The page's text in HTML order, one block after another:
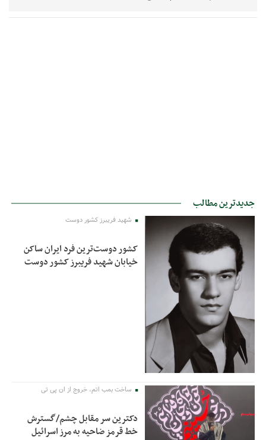
جدیدترین مطالب
شهید فریبرز کشور دوست
کشور دوست‌ترین فرد ایران ساکن
خیابان شهید فریبرز کشور دوست
ساخت بمب اتم، خروج از ان پی تی
دکترین سر مقابل چشم/گسترش
خط قرمز ضاحیه به مرز اسرائیل